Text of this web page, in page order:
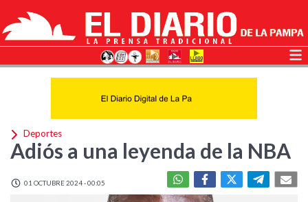
Deportes
Adiós a una leyenda de la NBA
01 OCTUBRE 2024 - 00:05